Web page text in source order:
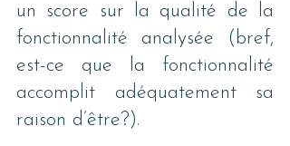
un score sur la qualité de la
fonctionnalité analysée (bref,
est-ce que la fonctionnalité
accomplit adéquatement sa
raison d’être?).